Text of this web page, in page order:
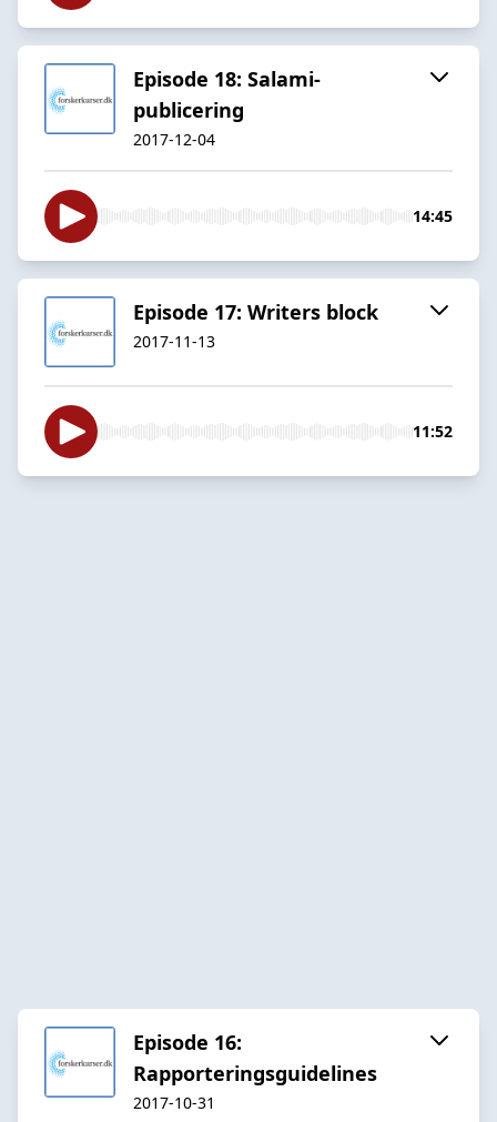
Episode 18: Salami-
publicering
2017-12-04
14:45
Episode 17: Writers block
2017-11-13
11:52
Episode 16:
Rapporteringsguidelines
2017-10-31